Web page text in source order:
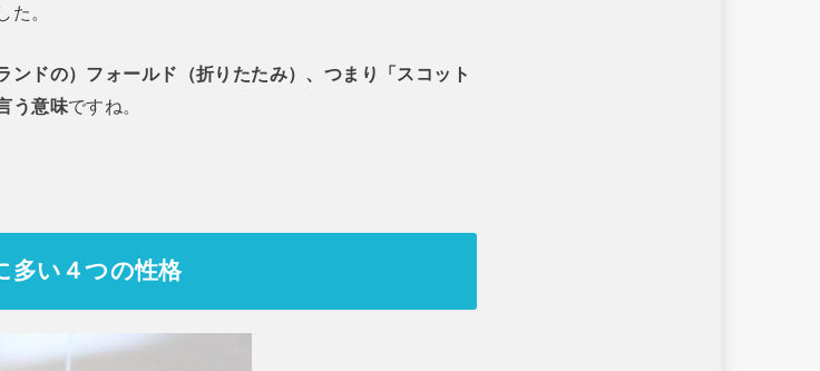
た。
ンドの）フォールド（折りたたみ）、つまり「スコット
う意味ですね。
多い４つの性格